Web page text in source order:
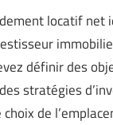
locatif net
définir des
stratégies
de